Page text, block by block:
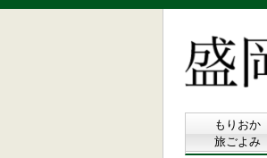
もりおか
旅ごよみ